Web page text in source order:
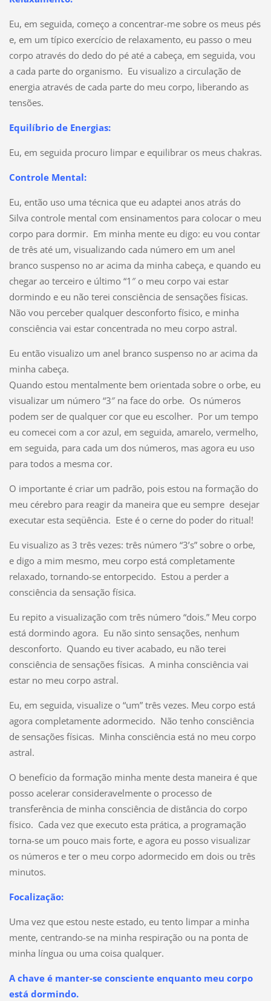
Eu, em seguida, começo a concentrar-me sobre os meus pés
e, em um típico exercício de relaxamento, eu passo o meu
corpo através do dedo do pé até a cabeça, em seguida, vou
a cada parte do organismo. Eu visualizo a circulação de
energia através de cada parte do meu corpo, liberando as
tensões.
Equilíbrio de Energias:
Eu, em seguida procuro limpar e equilibrar os meus chakras.
Controle Mental:
Eu, então uso uma técnica que eu adaptei anos atrás do
Silva controle mental com ensinamentos para colocar o meu
corpo para dormir. Em minha mente eu digo: eu vou contar
de três até um, visualizando cada número em um anel
branco suspenso no ar acima da minha cabeça, e quando eu
chegar ao terceiro e último “1″ o meu corpo vai estar
dormindo e eu não terei consciência de sensações físicas.
Não vou perceber qualquer desconforto físico, e minha
consciência vai estar concentrada no meu corpo astral.
Eu então visualizo um anel branco suspenso no ar acima da
minha cabeça.
Quando estou mentalmente bem orientada sobre o orbe, eu
visualizar um número “3″ na face do orbe. Os números
podem ser de qualquer cor que eu escolher. Por um tempo
eu comecei com a cor azul, em seguida, amarelo, vermelho,
em seguida, para cada um dos números, mas agora eu uso
para todos a mesma cor.
O importante é criar um padrão, pois estou na formação do
meu cérebro para reagir da maneira que eu sempre desejar
executar esta seqüência. Este é o cerne do poder do ritual!
Eu visualizo as 3 três vezes: três número “3’s” sobre o orbe,
e digo a mim mesmo, meu corpo está completamente
relaxado, tornando-se entorpecido. Estou a perder a
consciência da sensação física.
Eu repito a visualização com três número “dois.” Meu corpo
está dormindo agora. Eu não sinto sensações, nenhum
desconforto. Quando eu tiver acabado, eu não terei
consciência de sensações físicas. A minha consciência vai
estar no meu corpo astral.
Eu, em seguida, visualize o “um” três vezes. Meu corpo está
agora completamente adormecido. Não tenho consciência
de sensações físicas. Minha consciência está no meu corpo
astral.
O benefício da formação minha mente desta maneira é que
posso acelerar consideravelmente o processo de
transferência de minha consciência de distância do corpo
físico. Cada vez que executo esta prática, a programação
torna-se um pouco mais forte, e agora eu posso visualizar
os números e ter o meu corpo adormecido em dois ou três
minutos.
Focalização:
Uma vez que estou neste estado, eu tento limpar a minha
mente, centrando-se na minha respiração ou na ponta de
minha língua ou uma coisa qualquer.
A chave é manter-se consciente enquanto meu corpo
está dormindo.